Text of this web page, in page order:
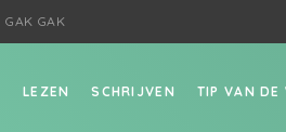
GAK GAK
LEZEN SCHRIJVEN TIP VAN DE